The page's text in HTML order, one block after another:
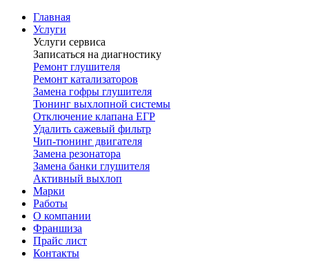
Главная
Услуги
Услуги сервиса
Записаться на диагностику
Ремонт глушителя
Ремонт катализаторов
Замена гофры глушителя
Тюнинг выхлопной системы
Отключение клапана ЕГР
Удалить сажевый фильтр
Чип-тюнинг двигателя
Замена резонатора
Замена банки глушителя
Активный выхлоп
Марки
Работы
О компании
Франшиза
Прайс лист
Контакты